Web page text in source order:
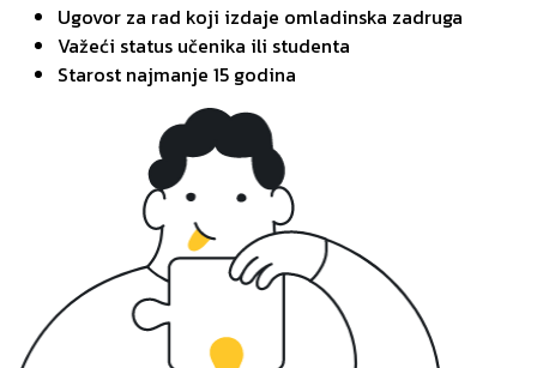
Ugovor za rad koji izdaje omladinska zadruga
Važeći status učenika ili studenta
Starost najmanje 15 godina